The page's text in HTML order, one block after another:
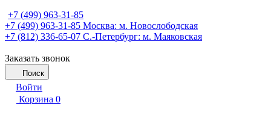
+7 (499) 963-31-85
+7 (499) 963-31-85 Москва: м. Новослободская
+7 (812) 336-65-07 С.-Петербург: м. Маяковская
Заказать звонок
Поиск
Войти
Корзина 0